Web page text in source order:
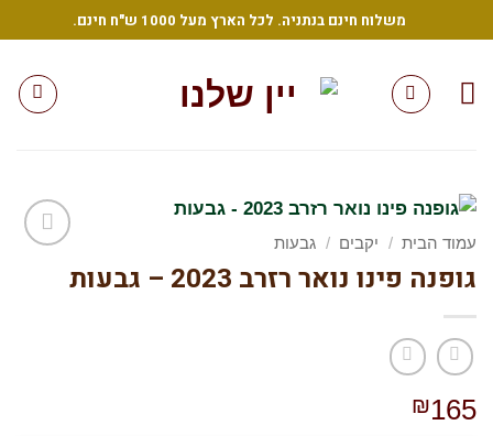
משלוח חינם בנתניה. לכל הארץ מעל 1000 ש"ח חינם.
לרשימת
עמוד הבית / יקבים / גבעות
גופנה פינו נואר רזרב 2023 – גבעות
₪ 165